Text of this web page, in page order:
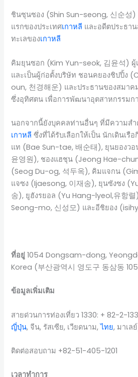
ชินซุนซอง (Shin Sun-seong, 신순성)
แรกของประเทศเกาหลี และอดีตประธา
ทะเลของเกาหลี
คิมยุนซอก (Kim Yun-seok, 김윤석) ผู้
และเป็นผู้ก่อตั้งบริษัท ชอนคยองชิปปิ้ง
oun, 천경해운) และประธานของสมาค
ซึ่งอุทิศตน เพื่อการพัฒนาอุตสาหกรรมก
นอกจากนี้ยังบุคคลท่านอื่นๆ ที่มีความสำ
เกาหลี ซึ่งที่ได้รับเลือกให้เป็น นักเดินเรื
แท (Bae Sun-tae, 배순태), ยุนยองว
윤영원), ชองแฮชุน (Jeong Hae-
(Seog Du-og, 석두옥), คิมแจกน
แจซง (Ijaesong, 이재송), ยุนซังซง
송), ยูฮังรยอล (Yu Hang-lyeol,유항
Seong-mo, 신성모) และอีชิยอง
ที่อยู่ 1054 Dongsam-dong,
Korea (부산광역시 영도구 동삼동
ข้อมูลเพิ่มเติม
สายด่วนการท่องเที่ยว 1330: + 82-2-
ญี่ปุ่น, จีน, รัสเซีย, เวียดนาม,ไทย, มาเล
ติดต่อสอบถาม +82-51-405-1201
เวลาทำการ